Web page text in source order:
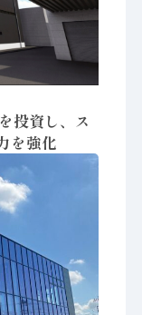
投資し、ス
を強化